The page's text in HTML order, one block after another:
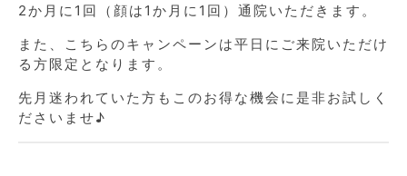
2か月に1回（顔は1か月に1回）通院いただきます。
また、こちらのキャンペーンは平日にご来院いただけ
る方限定となります。
先月迷われていた方もこのお得な機会に是非お試しく
ださいませ♪